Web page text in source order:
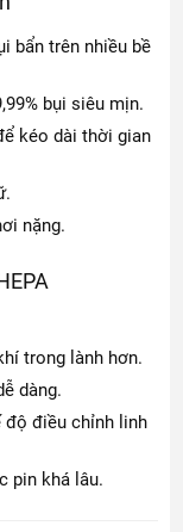
bẩn trên nhiều bề
bụi siêu mịn.
kéo dài thời gian
nặng.
trong lành hơn.
dàng.
độ điều chỉnh linh
pin khá lâu.